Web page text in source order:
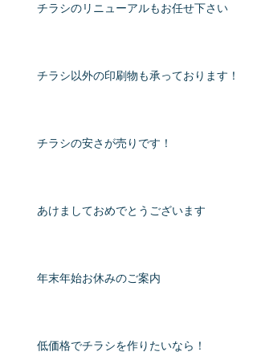
チラシのリニューアルもお任せ下さい
チラシ以外の印刷物も承っております！
チラシの安さが売りです！
あけましておめでとうございます
年末年始お休みのご案内
低価格でチラシを作りたいなら！